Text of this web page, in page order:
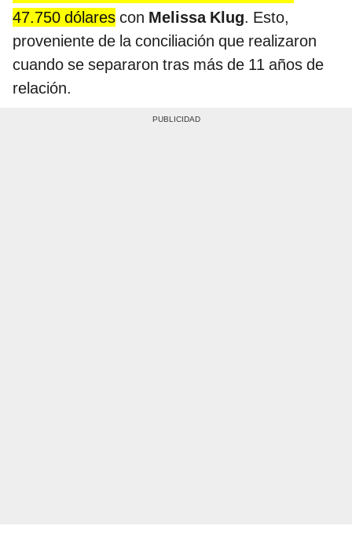
47.750 dólares con Melissa Klug. Esto,
proveniente de la conciliación que realizaron
cuando se separaron tras más de 11 años de
relación.